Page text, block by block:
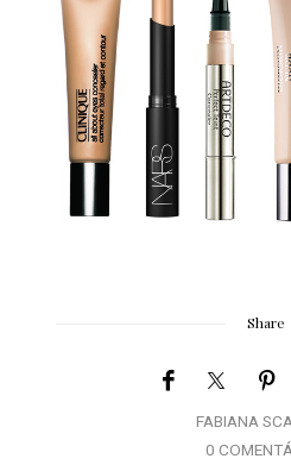
Share
FABIANA
0